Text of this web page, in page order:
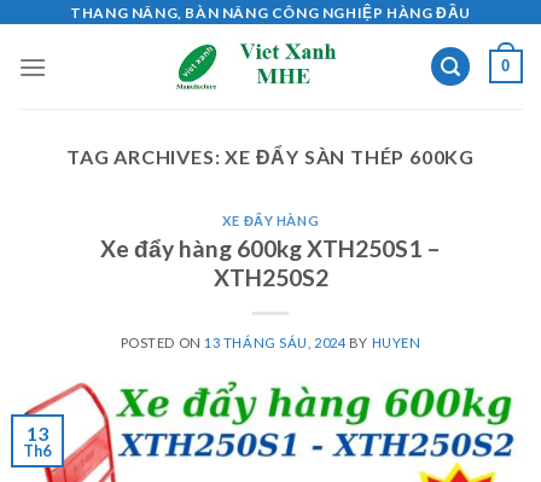
content
THANG NÂNG, BÀN NÂNG CÔNG NGHIỆP HÀNG ĐẦU
0
TAG ARCHIVES:XE ĐẨY SÀN THÉP 600KG
XE ĐẨY HÀNG
Xe đẩy hàng 600kg XTH250S1 –
XTH250S2
POSTED ON 13 THÁNG SÁU, 2024 BY HUYEN
13
Th6